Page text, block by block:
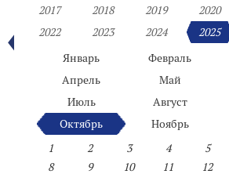
2017 2018 2019 2020
2022
2023 2024 2025
Январь
Февраль
Апрель
Май
Июль
Август
Октябрь
Ноябрь
1
2 3 4 5
8
9 10 11 12